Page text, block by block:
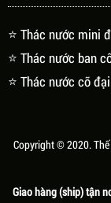
⭐ Thác nước mini
⭐ Thác nước ban
⭐ Thác nước cỡ
Copyright © 2020.
Giao hàng (ship) tận